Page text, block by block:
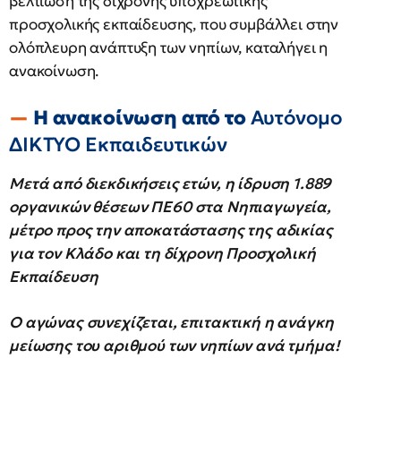
προσχολικής εκπαίδευσης, που συμβάλλει στην
ολόπλευρη ανάπτυξη των νηπίων, καταλήγει η
ανακοίνωση.
Η ανακοίνωση από τοΑυτόνομο
ΔΙΚΤΥΟ Εκπαιδευτικών
Μετά από διεκδικήσεις ετών, η ίδρυση 1.889
οργανικών θέσεων ΠΕ60 στα Νηπιαγωγεία,
μέτρο προς την αποκατάστασης της αδικίας
για τον Κλάδο και τη δίχρονη Προσχολική
Εκπαίδευση
Ο αγώνας συνεχίζεται, επιτακτική η ανάγκη
μείωσης του αριθμού των νηπίων ανά τμήμα!